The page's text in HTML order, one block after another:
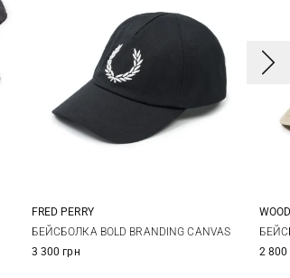
One size
FRED PERRY
БЕЙСБОЛКА BOLD BRANDING CANVAS
3 300 грн
2 800